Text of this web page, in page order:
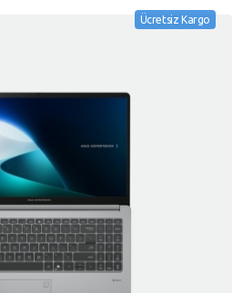
Ücretsiz Kargo